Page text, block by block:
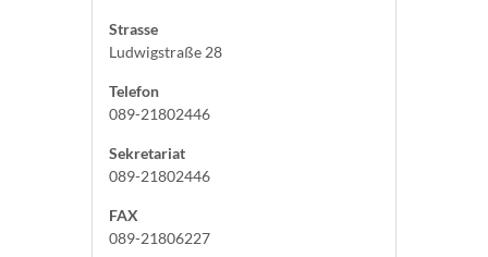
Strasse
Ludwigstraße 28
Telefon
089-21802446
Sekretariat
089-21802446
FAX
089-21806227